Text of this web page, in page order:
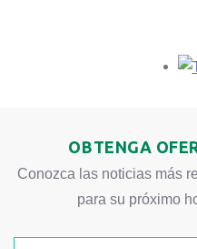
OBTENGA
Conozca las noticias más
para su próximo